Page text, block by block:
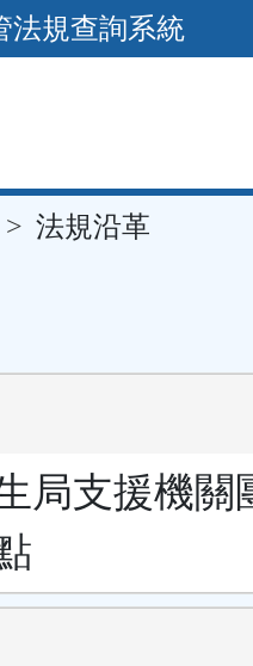
法規查詢系統
法規沿革
局支援機關